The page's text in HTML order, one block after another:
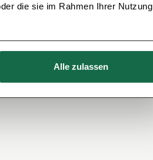
die sie im Rahmen Ihrer Nutzung
Alle zulassen